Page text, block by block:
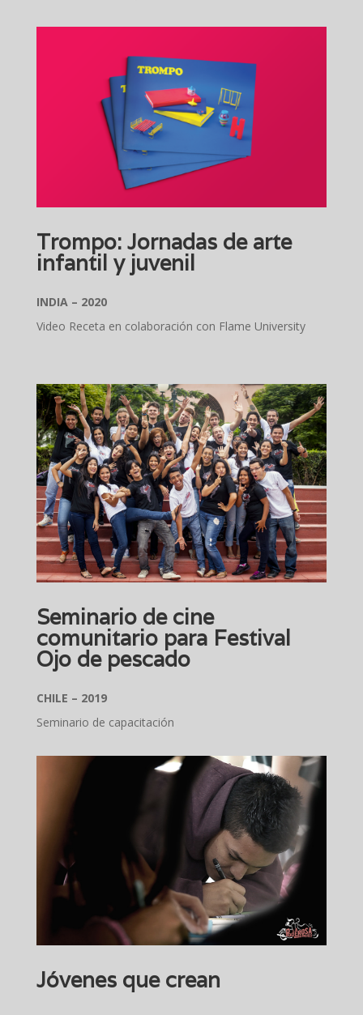
Trompo: Jornadas de arte
infantil y juvenil
INDIA – 2020
Video Receta en colaboración con Flame University
Seminario de cine
comunitario para Festival
Ojo de pescado
CHILE – 2019
Seminario de capacitación
Jóvenes que crean